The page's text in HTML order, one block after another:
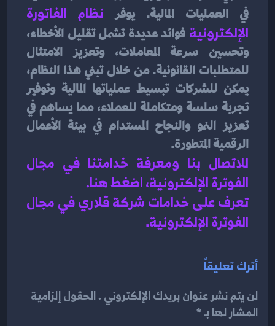
في العمليات المالية. يوفر
الإلكترونية
يمكن للشركات تبسيط عملياتها المالية وتوفير
الرقمية المتطورة.
الفوترة الإلكترونية، اضغط هنا.
الفوترة الإلكترونية.
أترك تعليقاً
لن يتم نشر عنوان بريدك الإلكتروني . الحقول إلزامية
المشار لها بـ *